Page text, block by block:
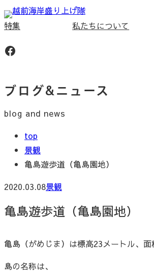
内
容
ス
プ
特集 私たちについて
Facebook
ブログ&ニュース
blog and news
top
景観
亀島遊歩道（亀島園地）
2020.03.08景観
亀島遊歩道（亀島園地）
亀島（がめじま）は標高23メートル、
島の名称は、